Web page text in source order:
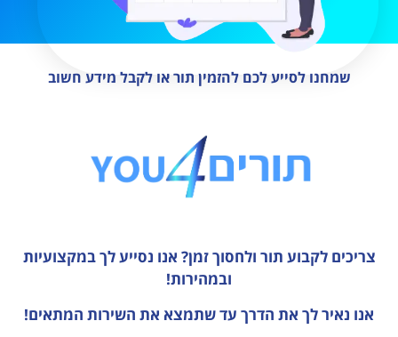
שמחנו לסייע לכם להזמין תור או לקבל מידע חשוב
צריכים לקבוע תור ולחסוך זמן? אנו נסייע לך במקצועיות
ובמהירות!
אנו נאיר לך את הדרך עד שתמצא את השירות המתאים!